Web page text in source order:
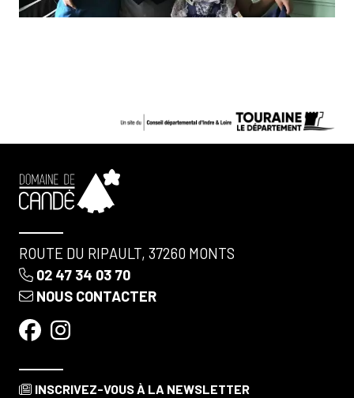
ROUTE DU RIPAULT, 37260 MONTS
02 47 34 03 70
NOUS CONTACTER
INSCRIVEZ-VOUS À LA NEWSLETTER